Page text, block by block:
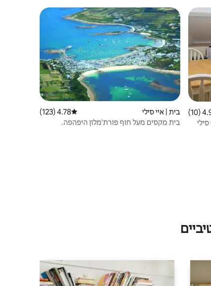
של 4.9 מתוך 5, 10 ביקורות4.9
בית | איי סילי דירוג ממוצע של 4.78 מתוך 5, 123 ביקורות
4.78 (123)
בית מקסים מעל חוף פורת'מלון היפהפה.